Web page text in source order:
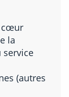
cœur
la
(autres